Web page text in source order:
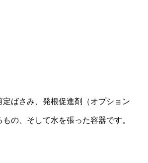
ばさみ、発根促進剤（オプション
の、そして水を張った容器です。